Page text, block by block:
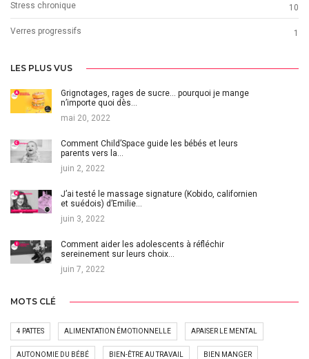
Stress chronique 10
Verres progressifs 1
LES PLUS VUS
Grignotages, rages de sucre… pourquoi je mange
n’importe quoi dès…
mai 20, 2022
Comment Child’Space guide les bébés et leurs
parents vers la…
juin 2, 2022
J’ai testé le massage signature (Kobido, californien
et suédois) d’Emilie…
juin 3, 2022
Comment aider les adolescents à réfléchir
sereinement sur leurs choix…
juin 7, 2022
MOTS CLÉ
4 PATTES ALIMENTATION ÉMOTIONNELLE APAISER LE MENTAL
AUTONOMIE DU BÉBÉ BIEN-ÊTRE AU TRAVAIL BIEN MANGER